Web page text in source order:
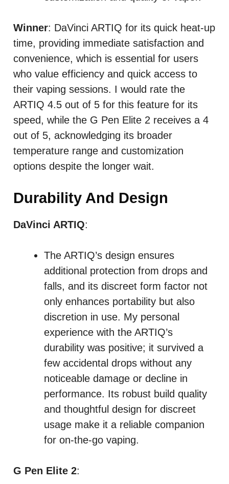
Winner: DaVinci ARTIQ for its quick heat-up
time, providing immediate satisfaction and
convenience, which is essential for users
who value efficiency and quick access to
their vaping sessions. I would rate the
ARTIQ 4.5 out of 5 for this feature for its
speed, while the G Pen Elite 2 receives a 4
out of 5, acknowledging its broader
temperature range and customization
options despite the longer wait.
Durability And Design
DaVinci ARTIQ:
The ARTIQ’s design ensures
additional protection from drops and
falls, and its discreet form factor not
only enhances portability but also
discretion in use. My personal
experience with the ARTIQ’s
durability was positive; it survived a
few accidental drops without any
noticeable damage or decline in
performance. Its robust build quality
and thoughtful design for discreet
usage make it a reliable companion
for on-the-go vaping.
G Pen Elite 2: